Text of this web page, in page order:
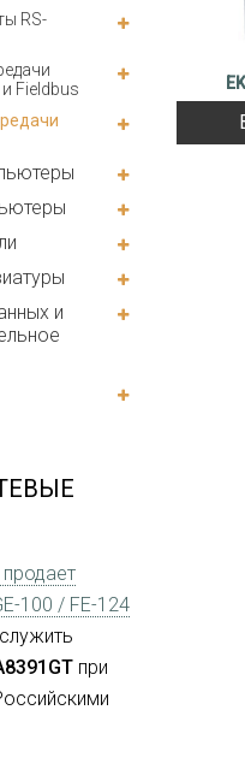
RS-
Fieldbus
и
100 / FE-124
при